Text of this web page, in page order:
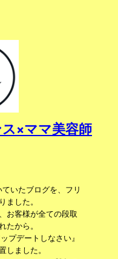
×ママ美容師
いたブログを、フリ
ました。
お客様が全ての段取
たから。
プデートしなさい』
しました。